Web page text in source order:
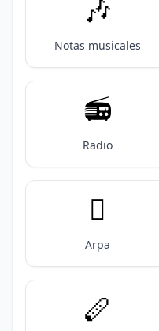
🎶
Notas musicales
📻️
Radio
🪉
Arpa
🪈